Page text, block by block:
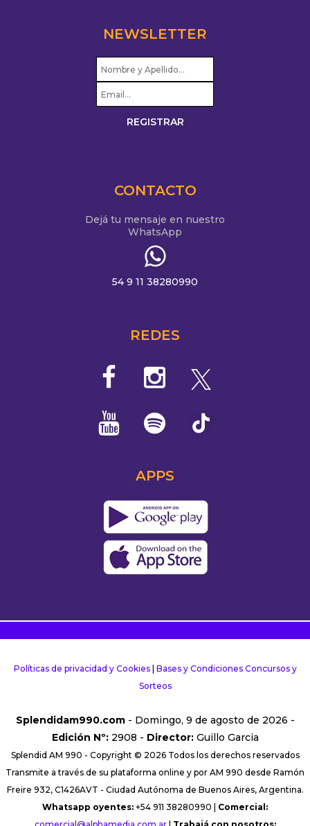
NEWSLETTER
CONTACTO
Dejá tu mensaje en nuestro
WhatsApp
54 9 11 38280990
REDES
APPS
Políticas de privacidad y Cookies| Bases y Condiciones Concursos y
Sorteos
Splendidam990.com- Domingo, 9 de agosto de 2026 -
Edición Nº:2908 - Director:Guillo Garcia
Splendid AM 990 - Copyright © 2026 Todos los derechos reservados
Transmite a través de su plataforma online y por AM 990 desde Ramón
Freire 932, C1426AVT - Ciudad Autónoma de Buenos Aires, Argentina.
Whatsapp oyentes: +54 911 38280990 | Comercial: